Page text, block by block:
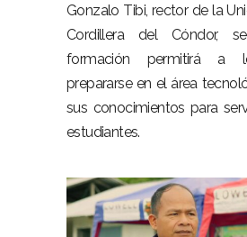
Gonzalo Tibi, rector de la
Cordillera del Cóndor,
formación permitirá a
prepararse en el área
sus conocimientos para
estudiantes.